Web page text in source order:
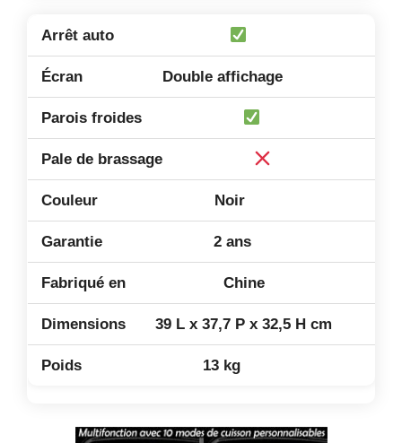
Double affichage
Noir
2 ans
Chine
39 L x 37,7 P x 32,5 H cm
13 kg